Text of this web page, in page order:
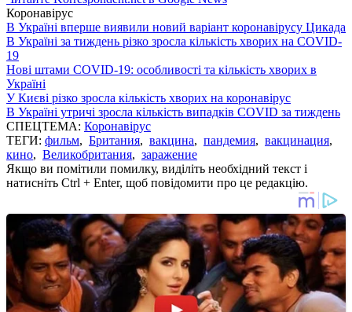
Коронавірус
В Україні вперше виявили новий варіант коронавірусу Цикада
В Україні за тиждень різко зросла кількість хворих на COVID-
19
Нові штами COVID-19: особливості та кількість хворих в
Україні
У Києві різко зросла кількість хворих на коронавірус
В Україні утричі зросла кількість випадків COVID за тиждень
СПЕЦТЕМА: Коронавірус
ТЕГИ: фильм, Британия, вакцина, пандемия, вакцинация,
кино, Великобритания, заражение
Якщо ви помітили помилку, виділіть необхідний текст і
натисніть Ctrl + Enter, щоб повідомити про це редакцію.